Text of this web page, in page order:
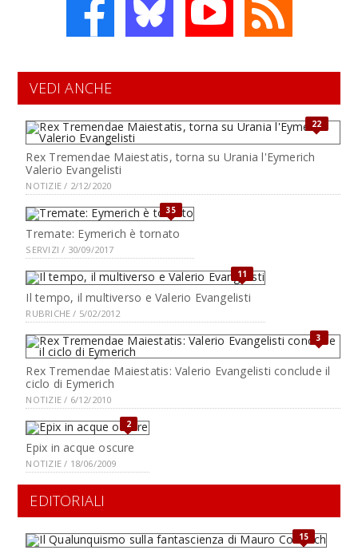
VEDI ANCHE
22
Rex Tremendae Maiestatis, torna su Urania l'Eymerich
Valerio Evangelisti
NOTIZIE / 2/12/2020
35
Tremate: Eymerich è tornato
SERVIZI / 30/09/2017
11
Il tempo, il multiverso e Valerio Evangelisti
RUBRICHE / 5/02/2012
3
Rex Tremendae Maiestatis: Valerio Evangelisti conclude il
ciclo di Eymerich
NOTIZIE / 6/12/2010
2
Epix in acque oscure
NOTIZIE / 18/06/2009
EDITORIALI
15